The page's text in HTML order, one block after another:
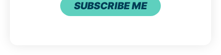
SUBSCRIBE ME